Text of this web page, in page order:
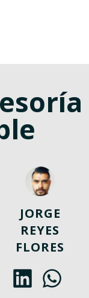
JORGE
REYES
FLORES